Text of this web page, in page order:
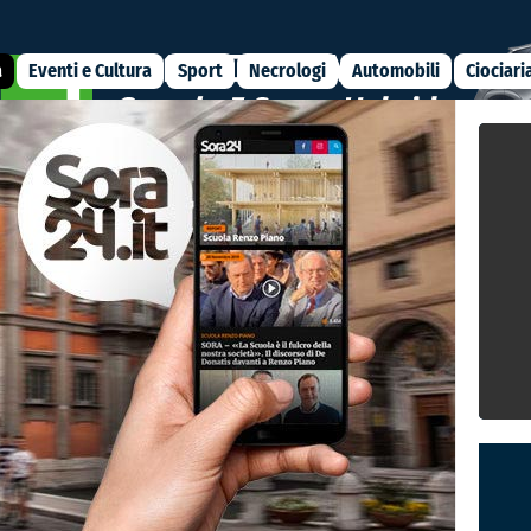
Eventi e Cultura Sport Necrologi Automobili